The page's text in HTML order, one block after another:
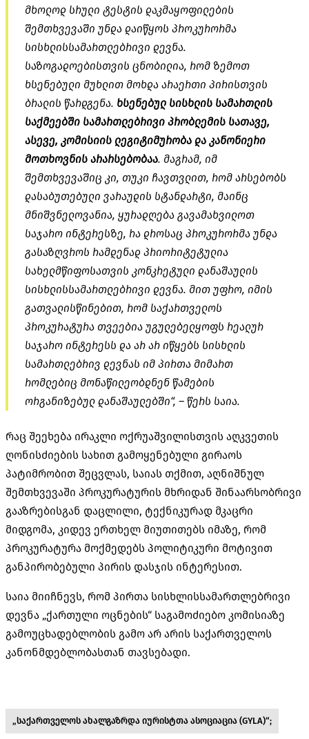
მხოლოდ სრული ტესტის დაკმაყოფილების
შემთხვევაში უნდა დაიწყოს პროკურორმა
სისხლისსამართლებრივი დევნა.
საზოგადოებისთვის ცნობილია, რომ ზემოთ
ხსენებული მუხლით მოხდა არაერთი პირისთვის
ბრალის წარდგენა. ხსენებულ სისხლის სამართლის
საქმეებში სამართლებრივი პრობლემის სათავე,
ასევე, კომისიის ლეგიტიმურობა და კანონიერი
მოთხოვნის არარსებობაა. მაგრამ, იმ
შემთხვევაშიც კი, თუკი ჩავთვლით, რომ არსებობს
დასაბუთებული ვარაუდის სტანდარტი, მაინც
მნიშვნელოვანია, ყურადღება გავამახვილოთ
საჯარო ინტერესზე, რა დროსაც პროკურორმა უნდა
გასაზღვროს რამდენად პრიორიტეტულია
სახელმწიფოსათვის კონკრეტული დანაშაულის
სისხლისსამართლებრივი დევნა. მით უფრო, იმის
გათვალისწინებით, რომ საქართველოს
პროკურატურა თვეებია უგულებელყოფს რეალურ
საჯარო ინტერესს და არ არ იწყებს სისხლის
სამართლებრივ დევნას იმ პირთა მიმართ
რომლებიც მონაწილეობდნენ წამების
ორგანიზებულ დანაშაულებში“, – წერს საია.
რაც შეეხება ირაკლი ოქრუაშვილისთვის აღკვეთის
ღონისძიების სახით გამოყენებული გირაოს
პატიმრობით შეცვლას, საიას თქმით, აღნიშნულ
შემთხვევაში პროკურატურის მხრიდან შინაარსობრივი
გააზრებისგან დაცლილი, ტექნიკურად მკაცრი
მიდგომა, კიდევ ერთხელ მიუთითებს იმაზე, რომ
პროკურატურა მოქმედებს პოლიტიკური მოტივით
განპირობებული პირის დასჯის ინტერესით.
საია მიიჩნევს, რომ პირთა სისხლისსამართლებრივი
დევნა „ქართული ოცნების“ საგამოძიებო კომისიაზე
გამოუცხადებლობის გამო არ არის საქართველოს
კანონმდებლობასთან თავსებადი.
„საქართველოს ახალგაზრდა იურისტთა ასოციაცია (GYLA)“;